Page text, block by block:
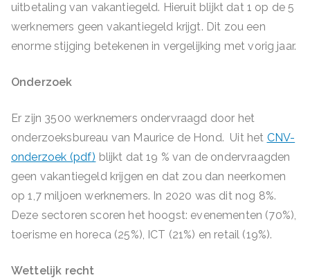
uitbetaling van vakantiegeld. Hieruit blijkt dat 1 op de 5
werknemers geen vakantiegeld krijgt. Dit zou een
enorme stijging betekenen in vergelijking met vorig jaar.
Onderzoek
Er zijn 3500 werknemers ondervraagd door het
onderzoeksbureau van Maurice de Hond. Uit het CNV-
onderzoek (pdf) blijkt dat 19 % van de ondervraagden
geen vakantiegeld krijgen en dat zou dan neerkomen
op 1,7 miljoen werknemers. In 2020 was dit nog 8%.
Deze sectoren scoren het hoogst: evenementen (70%),
toerisme en horeca (25%), ICT (21%) en retail (19%).
Wettelijk recht